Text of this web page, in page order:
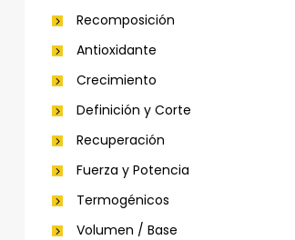
Recomposición
Antioxidante
Crecimiento
Definición y Corte
Recuperación
Fuerza y Potencia
Termogénicos
Volumen / Base